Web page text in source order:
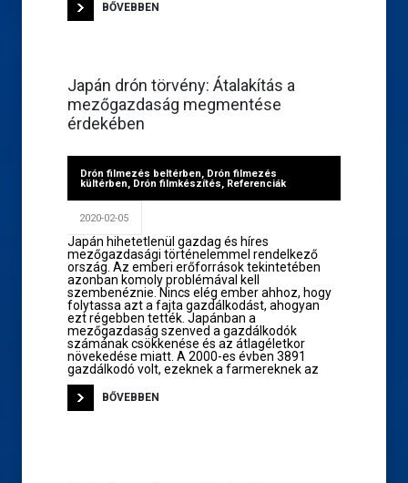
BŐVEBBEN
Japán drón törvény: Átalakítás a
mezőgazdaság megmentése
érdekében
Drón filmezés beltérben, Drón filmezés
kültérben, Drón filmkészítés, Referenciák
2020-02-05
Japán hihetetlenül gazdag és híres
mezőgazdasági történelemmel rendelkező
ország. Az emberi erőforrások tekintetében
azonban komoly problémával kell
szembenéznie. Nincs elég ember ahhoz, hogy
folytassa azt a fajta gazdálkodást, ahogyan
ezt régebben tették. Japánban a
mezőgazdaság szenved a gazdálkodók
számának csökkenése és az átlagéletkor
növekedése miatt. A 2000-es évben 3891
gazdálkodó volt, ezeknek a farmereknek az
BŐVEBBEN